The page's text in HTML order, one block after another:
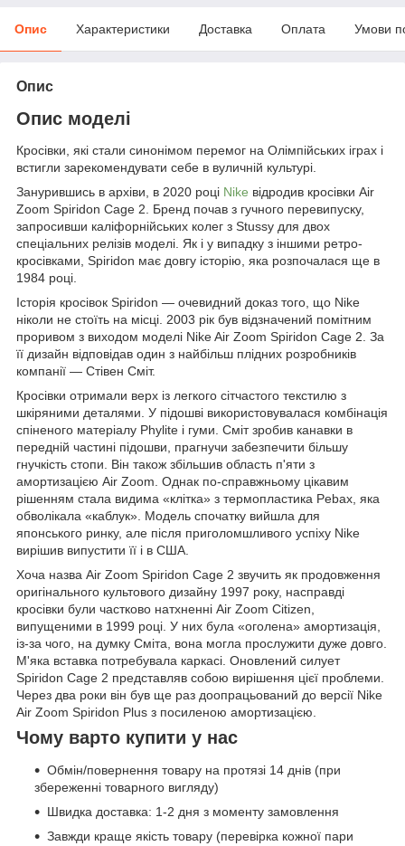
Опис Характеристики Доставка Оплата Умови
Опис
Опис моделі
Кросівки, які стали синонімом перемог на Олімпійських іграх і
встигли зарекомендувати себе в вуличній культурі.
Занурившись в архіви, в 2020 році Nike відродив кросівки Air
Zoom Spiridon Cage 2. Бренд почав з гучного перевипуску,
запросивши каліфорнійських колег з Stussy для двох
спеціальних релізів моделі. Як і у випадку з іншими ретро-
кросівками, Spiridon має довгу історію, яка розпочалася ще в
1984 році.
Історія кросівок Spiridon — очевидний доказ того, що Nike
ніколи не стоїть на місці. 2003 рік був відзначений помітним
проривом з виходом моделі Nike Air Zoom Spiridon Cage 2. За
її дизайн відповідав один з найбільш плідних розробників
компанії — Стівен Сміт.
Кросівки отримали верх із легкого сітчастого текстилю з
шкіряними деталями. У підошві використовувалася комбінація
спіненого матеріалу Phylite і гуми. Сміт зробив канавки в
передній частині підошви, прагнучи забезпечити більшу
гнучкість стопи. Він також збільшив область п'яти з
амортизацією Air Zoom. Однак по-справжньому цікавим
рішенням стала видима «клітка» з термопластика Pebax, яка
обволікала «каблук». Модель спочатку вийшла для
японського ринку, але після приголомшливого успіху Nike
вирішив випустити її і в США.
Хоча назва Air Zoom Spiridon Cage 2 звучить як продовження
оригінального культового дизайну 1997 року, насправді
кросівки були частково натхненні Air Zoom Citizen,
випущеними в 1999 році. У них була «оголена» амортизація,
із-за чого, на думку Сміта, вона могла прослужити дуже довго.
М'яка вставка потребувала каркасі. Оновлений силует
Spiridon Cage 2 представляв собою вирішення цієї проблеми.
Через два роки він був ще раз доопрацьований до версії Nike
Air Zoom Spiridon Plus з посиленою амортизацією.
Чому варто купити у нас
Обмін/повернення товару на протязі 14 днів (при
збереженні товарного вигляду)
Швидка доставка: 1-2 дня з моменту замовлення
Завжди краще якість товару (перевірка кожної пари